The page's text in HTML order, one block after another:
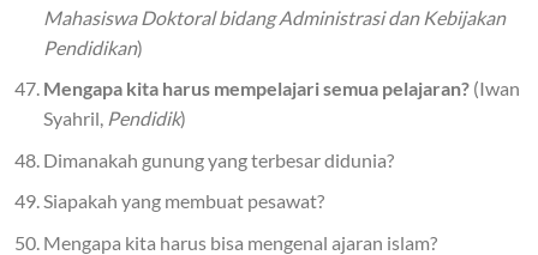
Mahasiswa Doktoral bidang Administrasi dan Kebijakan
Pendidikan)
Mengapa kita harus mempelajari semua pelajaran?(Iwan
Syahril, Pendidik)
Dimanakah gunung yang terbesar didunia?
Siapakah yang membuat pesawat?
Mengapa kita harus bisa mengenal ajaran islam?